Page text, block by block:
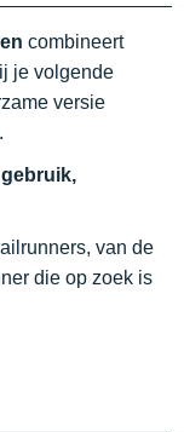
combineert
je volgende
versie
van de
die op zoek is